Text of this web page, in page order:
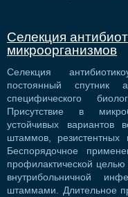
Селекция
микроорганизмов
Селекция
постоянный спутник
специфического
Присутствие в
устойчивых вариантов
штаммов, резистентных
Беспорядочное
профилактической целью
внутрибольничной
штаммами. Длительное